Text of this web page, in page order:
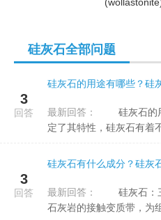
硅灰石全部问题
3
回答
硅灰石的用途有哪些？硅
最新回答：
定了其特性，硅灰石有着
3
回答
硅灰石有什么成分？硅灰
最新回答：
石灰岩的接触变质带，为